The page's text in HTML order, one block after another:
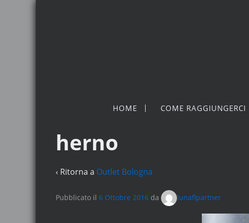
HOME COME RAGGIUNGERCI
herno
‹ Ritorna a Outlet Bologna
Pubblicato il 6 Ottobre 2016 da lunaflpartner